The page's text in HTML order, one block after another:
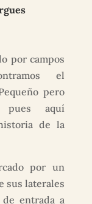
por campos
el
pero
pues aquí
de la
por un
sus laterales
entrada a